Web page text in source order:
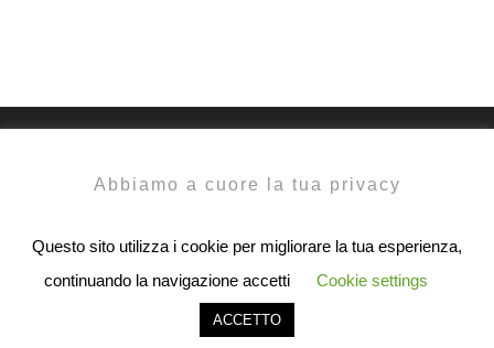
Abbiamo a cuore la tua privacy
Questo sito utilizza i cookie per migliorare la tua esperienza,
continuando la navigazione accetti
Cookie settings
ACCETTO